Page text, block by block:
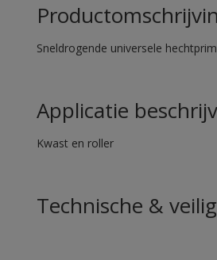
Sneldrogende universele
Applicatie
Kwast en roller
Technische &